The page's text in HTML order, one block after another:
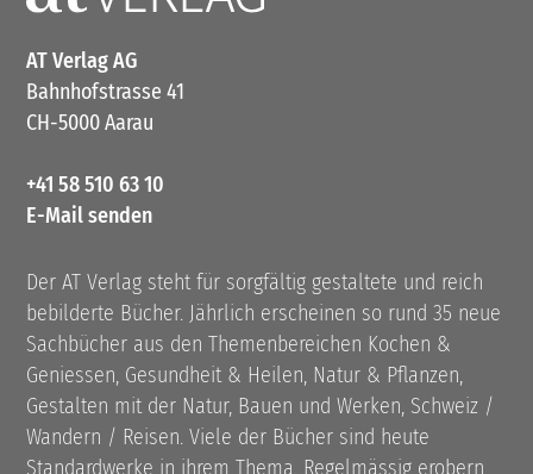
AT Verlag AG
Bahnhofstrasse 41
CH-5000 Aarau
+41 58 510 63 10
E-Mail senden
Der AT Verlag steht für sorgfältig gestaltete und reich
bebilderte Bücher. Jährlich erscheinen so rund 35 neue
Sachbücher aus den Themenbereichen Kochen &
Geniessen, Gesundheit & Heilen, Natur & Pflanzen,
Gestalten mit der Natur, Bauen und Werken, Schweiz /
Wandern / Reisen. Viele der Bücher sind heute
Standardwerke in ihrem Thema. Regelmässig erobern